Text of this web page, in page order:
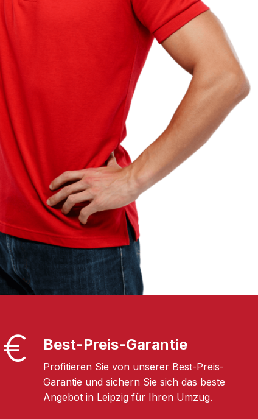
Best-Preis-Garantie
Profitieren Sie von unserer Best-Preis-
Garantie und sichern Sie sich das beste
Angebot in Leipzig für Ihren Umzug.